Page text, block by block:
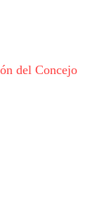
del Concejo